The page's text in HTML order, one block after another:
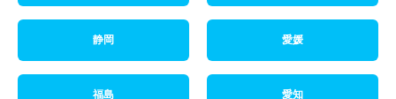
静岡 愛媛
福島 愛知